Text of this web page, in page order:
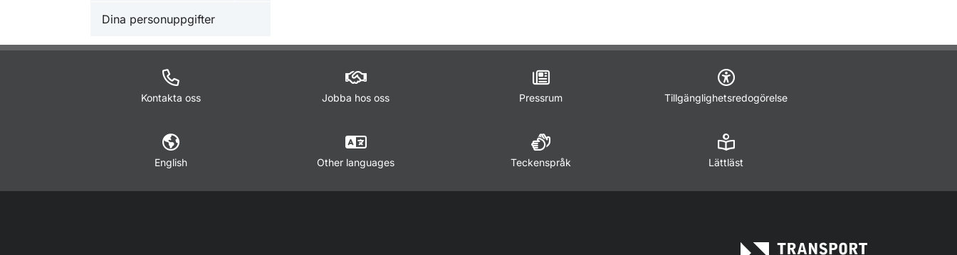
Dina personuppgifter
Kontakta oss Jobba hos oss Pressrum Tillgänglighetsredogörelse
English Other languages Teckenspråk Lättläst